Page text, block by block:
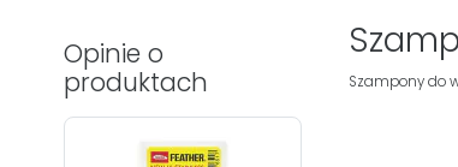
Opinie o
produktach
Szampony do